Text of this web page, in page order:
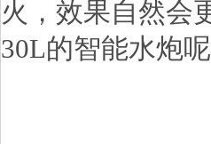
火，效果自然会
30L的智能水炮